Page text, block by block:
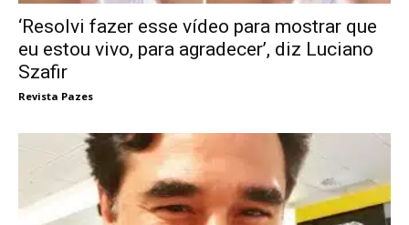
‘Resolvi fazer esse vídeo para mostrar que
eu estou vivo, para agradecer’, diz Luciano
Szafir
Revista Pazes